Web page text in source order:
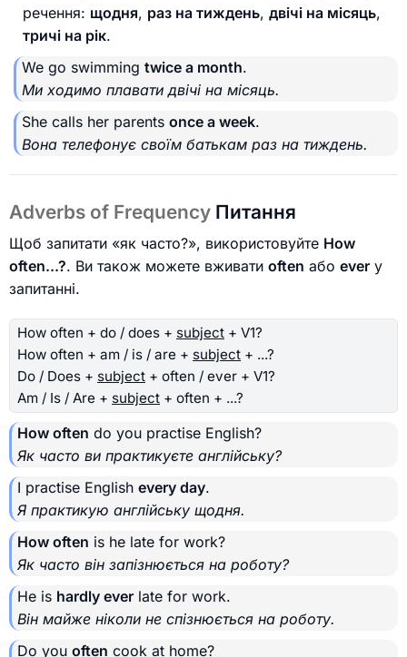
речення: щодня, раз на тиждень, двічі на місяць,
тричі на рік.
We go swimming twice a month.
Ми ходимо плавати двічі на місяць.
She calls her parents once a week.
Вона телефонує своїм батькам раз на тиждень.
Adverbs of Frequency Питання
Щоб запитати «як часто?», використовуйте How
often...?. Ви також можете вживати often або ever у
запитанні.
How often + do / does + subject + V1?
How often + am / is / are + subject + ...?
Do / Does + subject + often / ever + V1?
Am / Is / Are + subject + often + ...?
How often do you practise English?
Як часто ви практикуєте англійську?
I practise English every day.
Я практикую англійську щодня.
How often is he late for work?
Як часто він запізнюється на роботу?
He is hardly ever late for work.
Він майже ніколи не спізнюється на роботу.
Do you often cook at home?